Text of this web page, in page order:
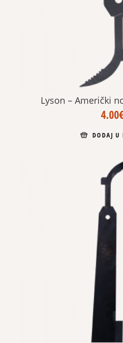
Lyson – Američki
4.00
DODAJ U